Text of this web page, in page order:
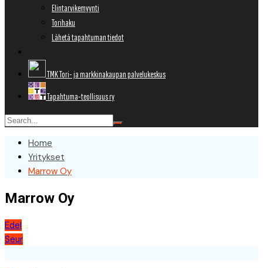
Elintarvikemyynti
Torihaku
Lähetä tapahtuman tiedot
TMK Tori- ja markkinakaupan palvelukeskus
Tapahtuma-teollisuus ry
Home
Yritykset
Marrow Oy
Marrow Oy
Artikkelien
selaus
Edel
Seur